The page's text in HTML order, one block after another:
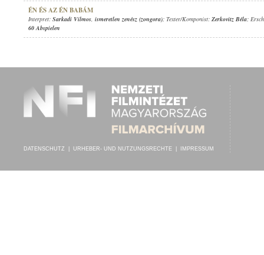
ÉN ÉS AZ ÉN BABÁM
Interpret: Sarkadi Vilmos, ismeretlen zenész (zongora); Texter/Komponist: Zerkovitz Béla;
60 Abspielen
DATENSCHUTZ URHEBER- UND NUTZUNGSRECHTE IMPRESSUM